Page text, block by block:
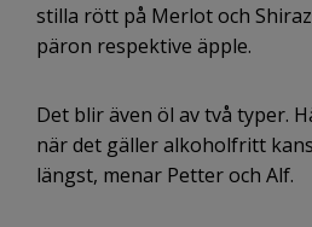
stilla rött på Merlot och
päron respektive äpple.
Det blir även öl av två typer.
när det gäller alkoholfritt
längst, menar Petter och Alf.